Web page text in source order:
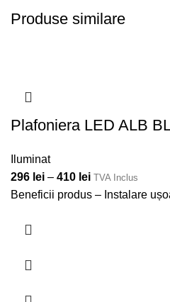
Produse similare
Plafoniera LED ALB
Iluminat
296 lei – 410 lei TVA Inclus
Beneficii produs – Instalare